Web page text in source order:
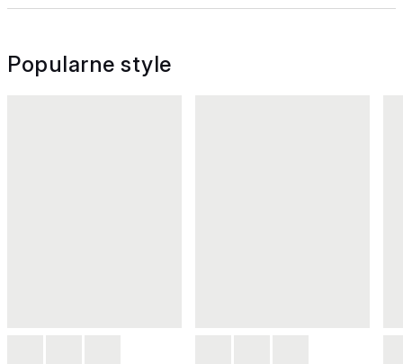
Popularne style